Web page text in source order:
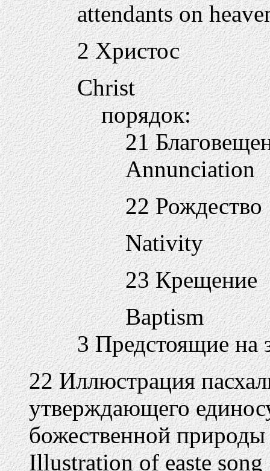
attendants on
2 Христос
Christ
порядок:
21
Annunciation
22 Рождество
Nativity
23 Крещение
Baptism
3 Предстоящие на
22 Иллюстрация
утверждающего
божественной
Illustration of easte song